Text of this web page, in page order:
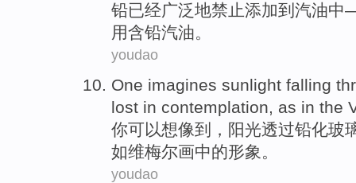
铅已经广泛地禁止添加到 汽油中
用含铅汽油。
youdao
One imagines sunlight falling
lost in contemplation, as in the
你可以想像到， 阳光透过铅化玻
如维梅尔画中的形象。
youdao